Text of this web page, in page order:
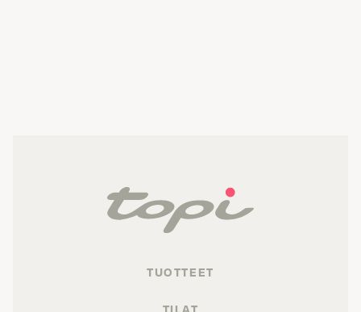
TUOTTEET
TILAT